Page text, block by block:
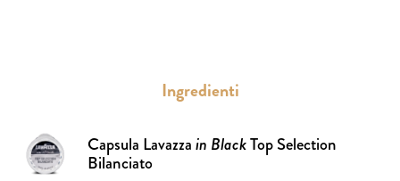
Ingredienti
Capsula Lavazzain BlackTop Selection
Bilanciato